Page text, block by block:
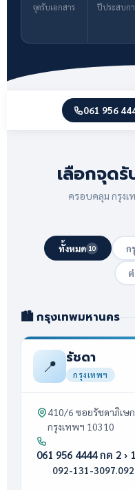
จุดรับเอกสาร ปีประสบก
061 956
เลือกจุด
ครอบคลุม กรุงเ
ทั้งหมด 10 ก
🏙️ กรุงเทพมหานคร
📍 รัชดา
กรุงเทพฯ
410/6 ซอยรัชดาภิเษ
กรุงเทพฯ 10310
061 956 4444 กด 2 › 1
092-131-3097·